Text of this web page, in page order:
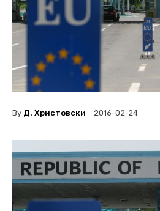
By Д. Христовски 2016-02-24